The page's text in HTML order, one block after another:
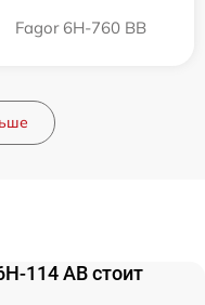
Fagor 6H-760 BB
114 AB стоит